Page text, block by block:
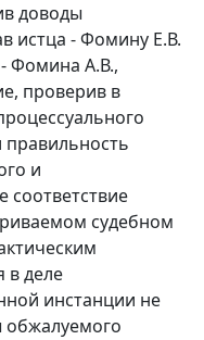
доводы
истца - Фомину Е.В.
- Фомина А.В.,
проверив в
правильность
и
соответствие
судебном
в деле
инстанции не
обжалуемого